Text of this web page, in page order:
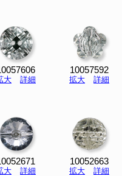
大 詳細
10057592
拡大 詳細
大 詳細
10052663
拡大 詳細